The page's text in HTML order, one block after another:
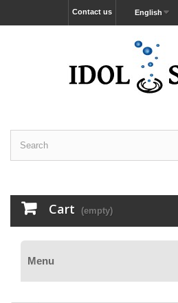
English
Contact us
Cart (empty)
Menu